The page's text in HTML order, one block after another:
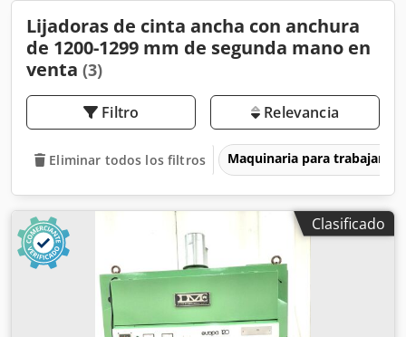
Lijadoras de cinta ancha con anchura
de 1200-1299 mm de segunda mano en
venta (3)
Filtro Relevancia
Eliminar todos los filtros Maquinaria para trabajar la
Clasificado